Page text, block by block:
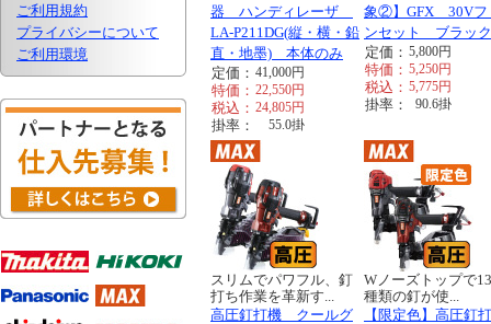
ご利用規約
プライバシーについて
ご利用環境
器 ハンディレーザ
LA-P211DG(縦・横・鉛
直・地墨) 本体のみ
定価： 41,000円
特価： 22,550円
税込： 24,805円
掛率： 55.0掛
象②】GFX 30Vフ
ンセット ブラック
定価： 5,800円
特価： 5,250円
税込： 5,775円
掛率： 90.6掛
スリムでパワフル、釘
打ち作業を革新す...
高圧釘打機 クールグ
Wノーズトップで
種類の釘が使...
【限定色】高圧釘打